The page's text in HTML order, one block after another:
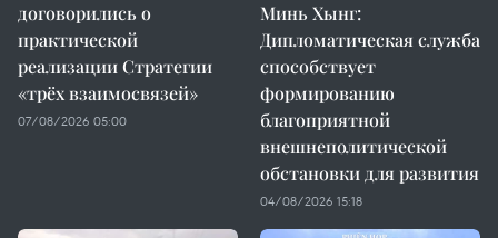
договорились о
практической
реализации Стратегии
«трёх взаимосвязей»
07/08/2026 05:00
Минь Хынг:
Дипломатическая служба
способствует
формированию
благоприятной
внешнеполитической
обстановки для развития
04/08/2026 15:18